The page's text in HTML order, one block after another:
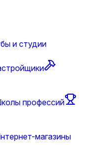
и студии
профессий
магазины